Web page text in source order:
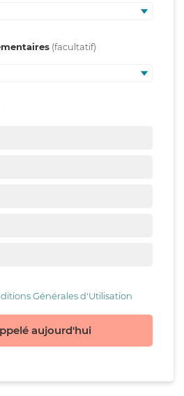
Générales d'Utilisation
aujourd'hui